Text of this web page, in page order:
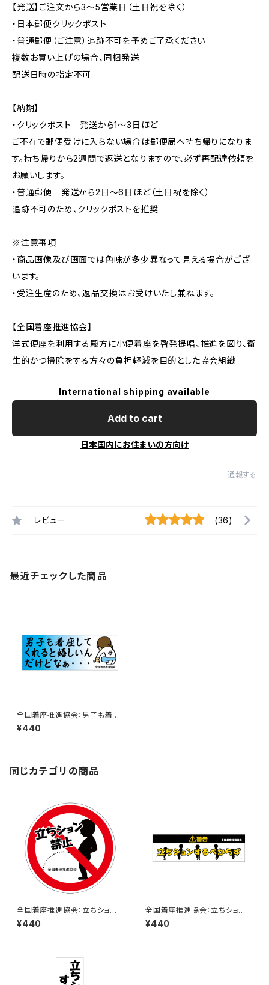
【発送】ご注文から3〜5営業日（土日祝を除く）
・日本郵便クリックポスト
・普通郵便（ご注意）追跡不可を予めご了承ください
複数お買い上げの場合、同梱発送
配送日時の指定不可
【納期】
・クリックポスト 発送から1〜3日ほど
ご不在で郵便受けに入らない場合は郵便局へ持ち帰りになりま
す。持ち帰りから2週間で返送となりますので、必ず再配達依頼を
お願いします。
・普通郵便 発送から2日〜6日ほど（土日祝を除く）
追跡不可のため、クリックポストを推奨
※注意事項
・商品画像及び画面では色味が多少異なって見える場合がござ
います。
・受注生産のため、返品交換はお受けいたし兼ねます。
【全国着座推進協会】
洋式便座を利用する殿方に小便着座を啓発提唱、推進を図り、衛
生的かつ掃除をする方々の負担軽減を目的とした協会組織
International shipping available
Add to cart
日本国内にお住まいの方向け
通報する
レビュー (36)
最近チェックした商品
全国着座推進協会：男子も着座
してくれると嬉しいんだけどな
ぁ・・・ステッカー 3C
¥440
同じカテゴリの商品
全国着座推進協会：立ちション
禁止ステッカー 7A
¥440
全国着座推進協会：立ちション
するべからずステッカー 1B
¥440